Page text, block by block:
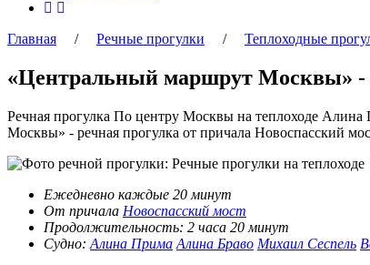
Главная / Речные прогулки / Теплоходные
«Центральный маршрут Москвы» -
Речная прогулка По центру Москвы на теплоходе
Москвы» - речная прогулка от причала Новоспасский
Ежедневно каждые 20 минут
От причала Новоспасский мост
Продолжительность: 2 часа 20 минут
Судно: Алина Прима Алина Браво Михаил Сеспель